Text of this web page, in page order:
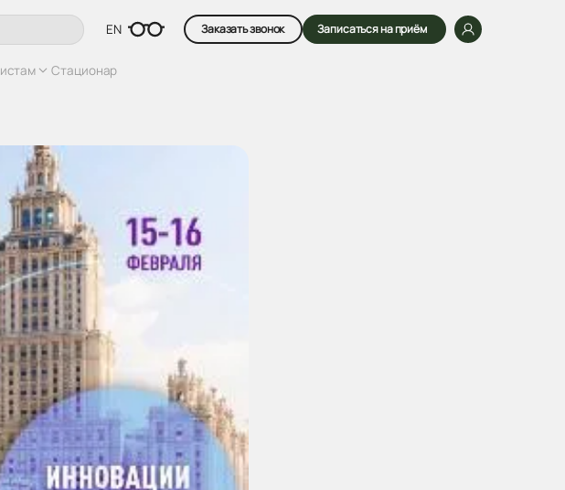
EN Заказать звонок Записаться на приём
Стационар